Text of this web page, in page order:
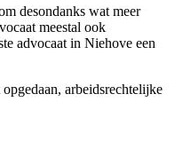
desondanks wat meer
meestal ook
advocaat in Niehove een
arbeidsrechtelijke